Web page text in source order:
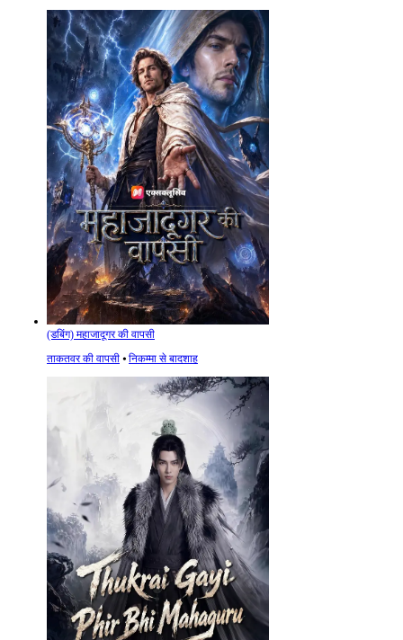
(डबिंग) महाजादूगर की वापसी
ताकतवर की वापसी ⦁ निकम्मा से बादशाह